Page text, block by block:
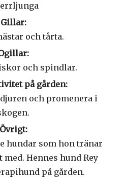
Gillar:
och tårta.
och spindlar.
på gården:
och promenera i
Övrigt:
hundar som hon tränar
Hennes hund Rey
på gården.